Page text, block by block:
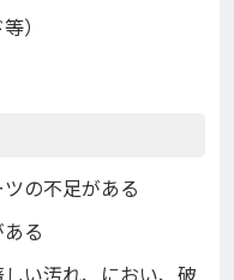
）
の不足がある
る